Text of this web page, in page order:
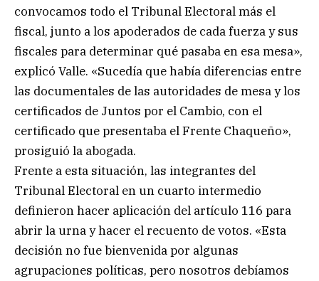
convocamos todo el Tribunal Electoral más el
fiscal, junto a los apoderados de cada fuerza y sus
fiscales para determinar qué pasaba en esa mesa»,
explicó Valle. «Sucedía que había diferencias entre
las documentales de las autoridades de mesa y los
certificados de Juntos por el Cambio, con el
certificado que presentaba el Frente Chaqueño»,
prosiguió la abogada.
Frente a esta situación, las integrantes del
Tribunal Electoral en un cuarto intermedio
definieron hacer aplicación del artículo 116 para
abrir la urna y hacer el recuento de votos. «Esta
decisión no fue bienvenida por algunas
agrupaciones políticas, pero nosotros debíamos